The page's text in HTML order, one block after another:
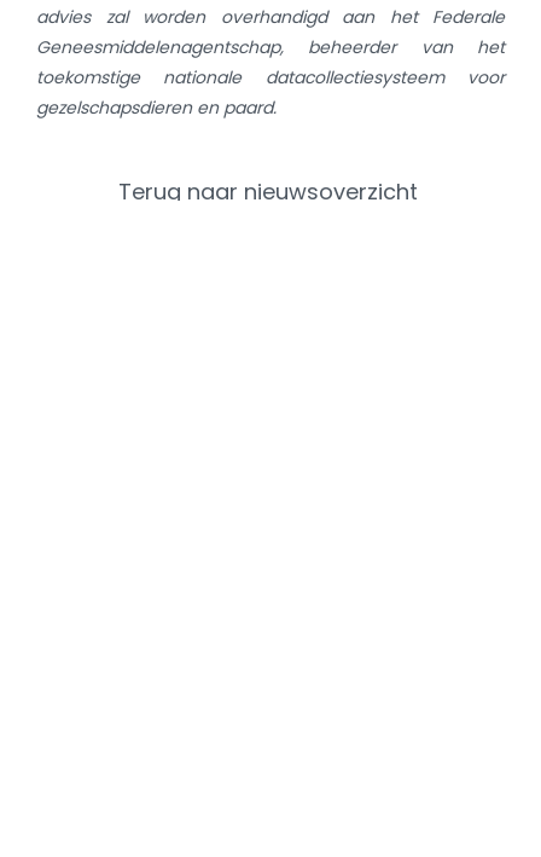
advies zal worden overhandigd aan het Federale
Geneesmiddelenagentschap, beheerder van het
toekomstige nationale datacollectiesysteem voor
gezelschapsdieren en paard.
Terug naar nieuwsoverzicht